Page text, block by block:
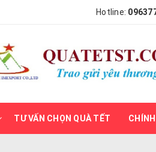
Hotline:
TƯ VẤN CHỌN QUÀ TẾT